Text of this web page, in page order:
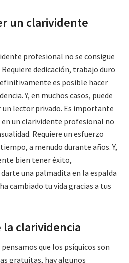
un clarividente
profesional no se consigue
dedicación, trabajo duro
es posible hacer
Y, en muchos casos, puede
un lector privado. Es importante
un clarividente profesional no
Requiere un esfuerzo
a menudo durante años. Y,
bien tener éxito,
una palmadita en la espalda
cambiado tu vida gracias a tus
la clarividencia
pensamos que los psíquicos son
gratuitas, hay algunos